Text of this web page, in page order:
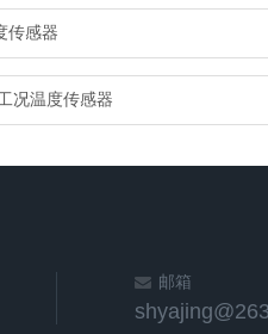
传感器
况温度传感器
邮箱